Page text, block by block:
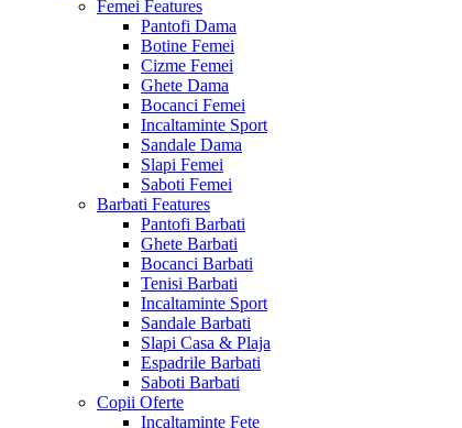
Femei Features
Pantofi Dama
Botine Femei
Cizme Femei
Ghete Dama
Bocanci Femei
Incaltaminte Sport
Sandale Dama
Slapi Femei
Saboti Femei
Barbati Features
Pantofi Barbati
Ghete Barbati
Bocanci Barbati
Tenisi Barbati
Incaltaminte Sport
Sandale Barbati
Slapi Casa & Plaja
Espadrile Barbati
Saboti Barbati
Copii Oferte
Incaltaminte Fete